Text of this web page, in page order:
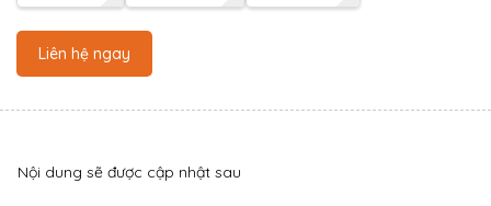
Liên hệ ngay
Nội dung sẽ được cập nhật sau